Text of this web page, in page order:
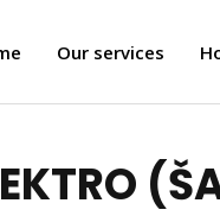
Our services